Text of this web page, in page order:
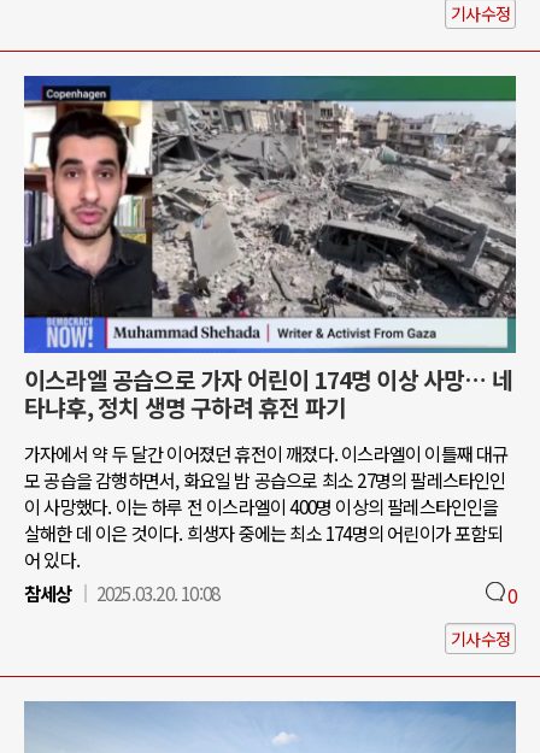
기사수정
이스라엘 공습으로 가자 어린이 174명 이상 사망… 네
타냐후, 정치 생명 구하려 휴전 파기
가자에서 약 두 달간 이어졌던 휴전이 깨졌다. 이스라엘이 이틀째 대규
모 공습을 감행하면서, 화요일 밤 공습으로 최소 27명의 팔레스타인인
이 사망했다. 이는 하루 전 이스라엘이 400명 이상의 팔레스타인인을
살해한 데 이은 것이다. 희생자 중에는 최소 174명의 어린이가 포함되
어 있다.
참세상
2025.03.20. 10:08 0
기사수정